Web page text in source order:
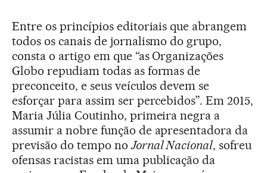
Entre os princípios editoriais que abrangem
todos os canais de jornalismo do grupo,
consta o artigo em que “as Organizações
Globo repudiam todas as formas de
preconceito, e seus veículos devem se
esforçar para assim ser percebidos”. Em 2015,
Maria Júlia Coutinho, primeira negra a
assumir a nobre função de apresentadora da
previsão do tempo noJornal Nacional, sofreu
ofensas racistas em uma publicação da